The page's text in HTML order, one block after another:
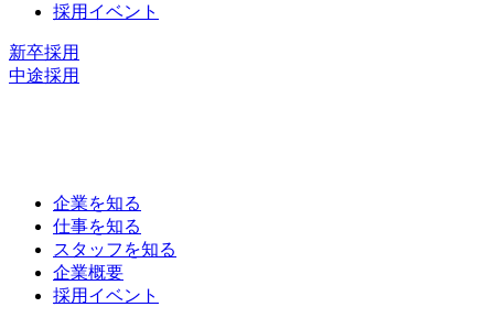
採用イベント
新卒採用
中途採用
企業を知る
仕事を知る
スタッフを知る
企業概要
採用イベント